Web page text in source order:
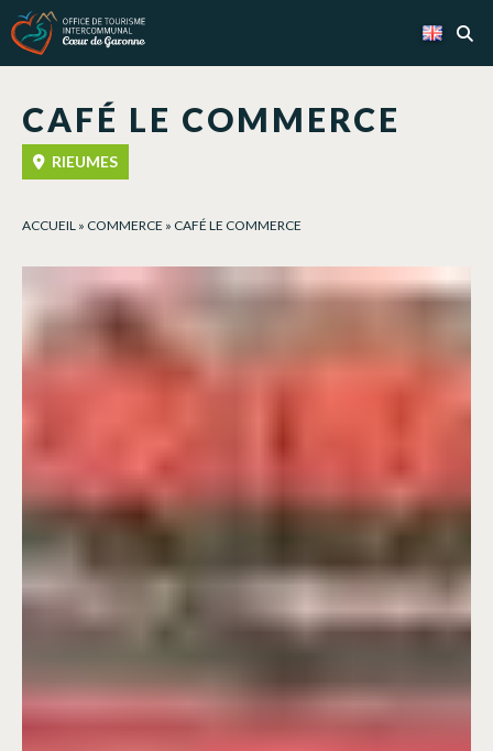
CAFÉ LE COMMERCE
RIEUMES
ACCUEIL » COMMERCE » CAFÉ LE COMMERCE
Cookies management panel